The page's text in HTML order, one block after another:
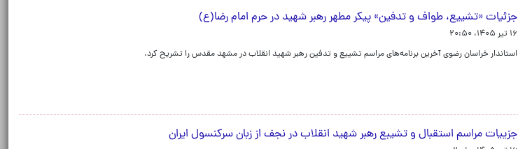
جزئیات «تشییع‌، طواف و تدفین» پیکر مطهر رهبر شهید در حرم امام رضا(ع)
۱۶ تیر ۱۴۰۵، ۲۰:۵۰
استاندار خراسان رضوی آخرین برنامه‌های مراسم تشییع و تدفین رهبر شهید انقلاب در مشهد مقدس‌ را تشریح کرد.
جزییات مراسم استقبال و تشیبع رهبر شهید انقلاب در نجف از زبان سرکنسول ایران